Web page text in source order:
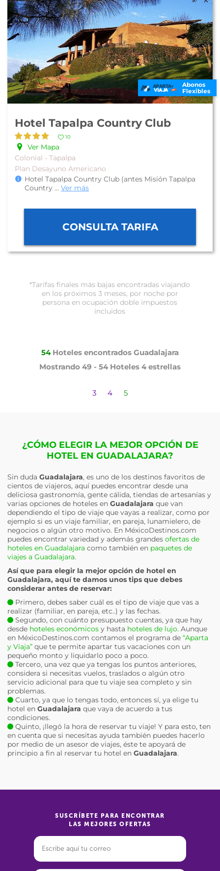
Abonos
Flexibles
Hotel Tapalpa Country Club
10
Ver Mapa
Colonial - Tapalpa
Plan Desayuno Americano
Hotel Tapalpa Country Club (antes Misión Tapalpa
Country ... Ver más
CONSULTA TARIFA
*Tarifas finales más bajas encontradas viajando
en los próximos 3 meses, por noche por
persona en ocupación doble impuestos
incluidos
54Hoteles encontrados Guadalajara
Mostrando 49 - 54Hoteles 4 estrellas
3 4 5
¿CÓMO ELEGIR LA MEJOR OPCIÓN DE
HOTEL EN GUADALAJARA?
Sin duda Guadalajara, es uno de los destinos favoritos de
cientos de viajeros, aquí puedes encontrar desde una
deliciosa gastronomía, gente cálida, tiendas de artesanías y
varias opciones de hoteles en Guadalajara que van
dependiendo el tipo de viaje que vayas a realizar, como por
ejemplo si es un viaje familiar, en pareja, lunamielero, de
negocios o algún otro motivo. En MéxicoDestinos.com
puedes encontrar variedad y además grandes ofertas de
hoteles en Guadalajara como también en paquetes de
viajes a Guadalajara.
Así que para elegir la mejor opción de hotel en
Guadalajara, aquí te damos unos tips que debes
considerar antes de reservar:
Primero, debes saber cuál es el tipo de viaje que vas a
realizar (familiar, en pareja, etc..) y las fechas.
Segundo, con cuánto presupuesto cuentas, ya que hay
desde hoteles económicos y hasta hoteles de lujo. Aunque
en MéxicoDestinos.com contamos el programa de “Aparta
y Viaja” que te permite apartar tus vacaciones con un
pequeño monto y liquidarlo poco a poco.
Tercero, una vez que ya tengas los puntos anteriores,
considera si necesitas vuelos, traslados o algún otro
servicio adicional para que tu viaje sea completo y sin
problemas.
Cuarto, ya que lo tengas todo, entonces sí, ya elige tu
hotel en Guadalajara que vaya de acuerdo a tus
condiciones.
Quinto, ¡llegó la hora de reservar tu viaje! Y para esto, ten
en cuenta que si necesitas ayuda también puedes hacerlo
por medio de un asesor de viajes, éste te apoyará de
principio a fin al reservar tu hotel en Guadalajara.
SUSCRÍBETE PARA ENCONTRAR
LAS MEJORES OFERTAS